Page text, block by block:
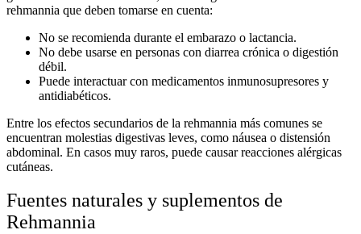
rehmannia que deben tomarse en cuenta:
No se recomienda durante el embarazo o lactancia.
No debe usarse en personas con diarrea crónica o digestión
débil.
Puede interactuar con medicamentos inmunosupresores y
antidiabéticos.
Entre los efectos secundarios de la rehmannia más comunes se
encuentran molestias digestivas leves, como náusea o distensión
abdominal. En casos muy raros, puede causar reacciones alérgicas
cutáneas.
Fuentes naturales y suplementos de
Rehmannia